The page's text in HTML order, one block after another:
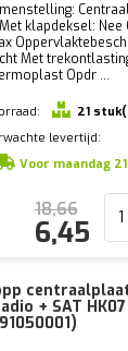
klapdeksel:
Met
Opdr ...
21
levertijd:
Voor maandag
18,66
6,45
+ SAT